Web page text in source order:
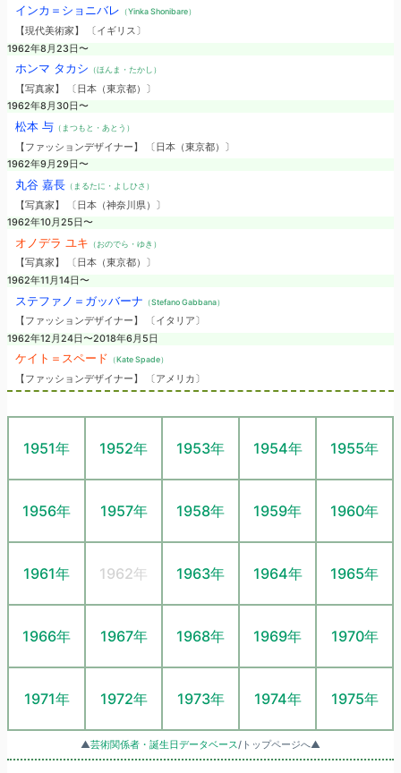
インカ＝ショニバレ （Yinka Shonibare）
【現代美術家】 〔イギリス〕
1962年8月23日〜
ホンマ タカシ （ほんま・たかし）
【写真家】 〔日本（東京都）〕
1962年8月30日〜
松本 与（まつもと・あとう）
【ファッションデザイナー】 〔日本（東京都）〕
1962年9月29日〜
丸谷 嘉長（まるたに・よしひさ）
【写真家】 〔日本（神奈川県）〕
1962年10月25日〜
オノデラ ユキ （おのでら・ゆき）
【写真家】 〔日本（東京都）〕
1962年11月14日〜
ステファノ＝ガッバーナ （Stefano Gabbana）
【ファッションデザイナー】 〔イタリア〕
1962年12月24日〜2018年6月5日
ケイト＝スペード （Kate Spade）
【ファッションデザイナー】 〔アメリカ〕
1951年 1952年 1953年 1954年 1955年
1956年 1957年 1958年 1959年 1960年
1961年 1962年 1963年 1964年 1965年
1966年 1967年 1968年 1969年 1970年
1971年 1972年 1973年 1974年 1975年
▲芸術関係者・誕生日データベース/トップページへ▲